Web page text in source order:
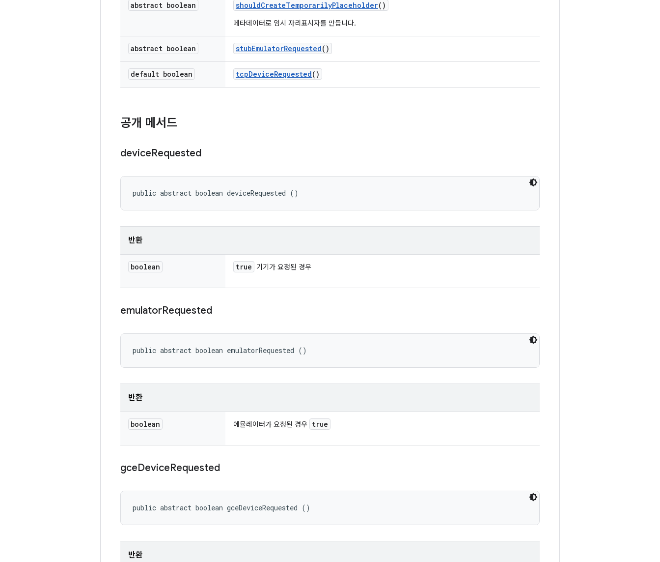
abstract boolean shouldCreateTemporarilyPlaceholder()
메타데이터로 임시 자리표시자를 만듭니다.
abstract boolean stubEmulatorRequested()
default boolean tcpDeviceRequested()
공개 메서드
deviceRequested
public abstract boolean deviceRequested ()
반환
boolean true 기기가 요청된 경우
emulatorRequested
public abstract boolean emulatorRequested ()
반환
boolean 에뮬레이터가 요청된 경우 true
gceDeviceRequested
public abstract boolean gceDeviceRequested ()
반환